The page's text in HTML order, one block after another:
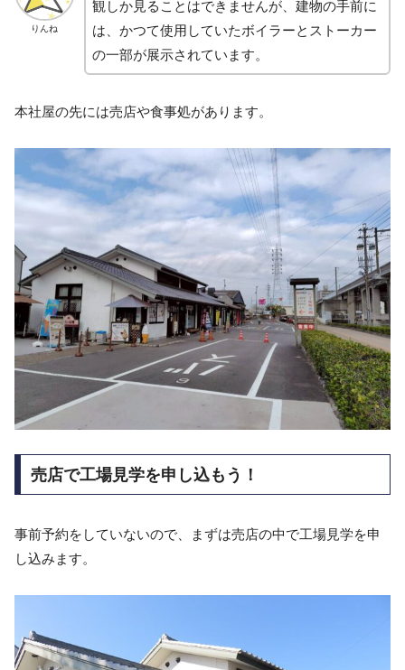
りんね
観しか見ることはできませんが、建物の手前に
は、かつて使用していたボイラーとストーカー
の一部が展示されています。
本社屋の先には売店や食事処があります。
売店で工場見学を申し込もう！
事前予約をしていないので、まずは売店の中で工場見学を申
し込みます。